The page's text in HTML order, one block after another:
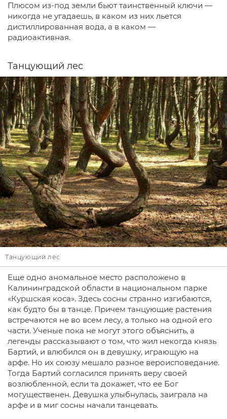
Плюсом из-под земли бьют таинственный ключи —
никогда не угадаешь, в каком из них льется
дистиллированная вода, а в каком —
радиоактивная.
Танцующий лес
Танцующий лес
Еще одно аномальное место расположено в
Калининградской области в национальном парке
«Куршская коса». Здесь сосны странно изгибаются,
как будто бы в танце. Причем танцующие растения
встречаются не во всем лесу, а только на одной его
части. Ученые пока не могут этого объяснить, а
легенды рассказывают о том, что жил некогда князь
Бартий, и влюбился он в девушку, играющую на
арфе. Но их союзу мешало разное вероисповедание.
Тогда Бартий согласился принять веру своей
возлюбленной, если та докажет, что ее Бог
могущественен. Девушка улыбнулась, заиграла на
арфе и в миг сосны начали танцевать.